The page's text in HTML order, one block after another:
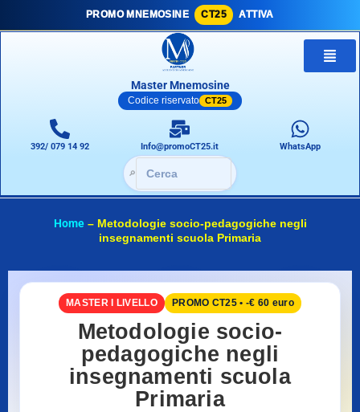
PROMO MNEMOSINE CT25 ATTIVA
Master Mnemosine
Codice riservato CT25
392/ 079 14 92 Info@promoCT25.it WhatsApp
🔎
Home– Metodologie socio-pedagogiche negli
insegnamenti scuola Primaria
MASTER I LIVELLO PROMO CT25 • -€ 60 euro
Metodologie socio-
pedagogiche negli
insegnamenti scuola
Primaria